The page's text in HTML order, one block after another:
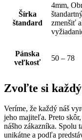
Šírka
štandard
4mm,
zmenšiť
Pánska
veľkosť
50 – 78
Zvoľte si
Veríme, že každý náš
jeho majiteľa. Preto
nášho zákazníka. Spolu
unikátne a podľa